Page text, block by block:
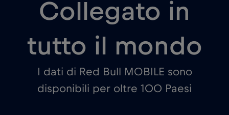
Collegato in
tutto il mondo
I dati di Red Bull MOBILE sono
disponibili per oltre 100 Paesi